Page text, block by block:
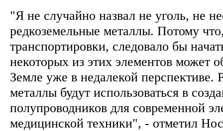
"Я не случайно назвал не уголь, не
редкоземельные металлы. Потому
транспортировки, следовало бы
некоторых из этих элементов может
Земле уже в недалекой перспективе.
металлы будут использоваться в
полупроводников для современной
медицинской техники", - отметил